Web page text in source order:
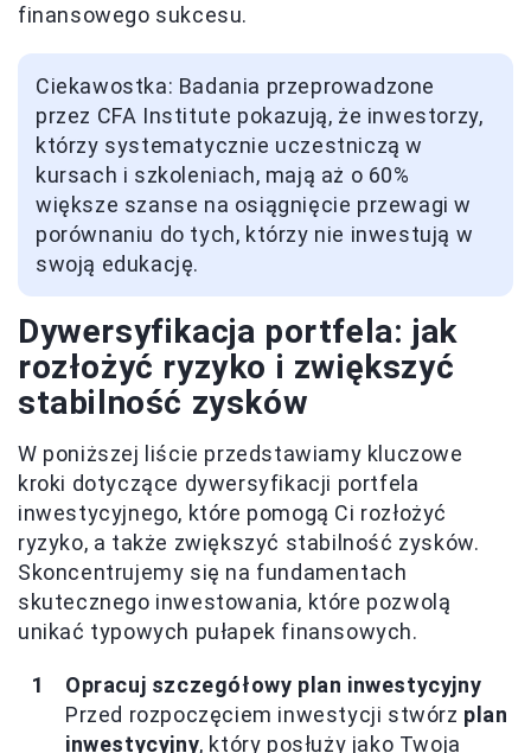
finansowego sukcesu.
Ciekawostka: Badania przeprowadzone
przez CFA Institute pokazują, że inwestorzy,
którzy systematycznie uczestniczą w
kursach i szkoleniach, mają aż o 60%
większe szanse na osiągnięcie przewagi w
porównaniu do tych, którzy nie inwestują w
swoją edukację.
Dywersyfikacja portfela: jak
rozłożyć ryzyko i zwiększyć
stabilność zysków
W poniższej liście przedstawiamy kluczowe
kroki dotyczące dywersyfikacji portfela
inwestycyjnego, które pomogą Ci rozłożyć
ryzyko, a także zwiększyć stabilność zysków.
Skoncentrujemy się na fundamentach
skutecznego inwestowania, które pozwolą
unikać typowych pułapek finansowych.
Opracuj szczegółowy plan inwestycyjny
Przed rozpoczęciem inwestycji stwórz plan
inwestycyjny, który posłuży jako Twoja